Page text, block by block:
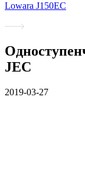
Lowara J150EC
JEC
2019-03-27